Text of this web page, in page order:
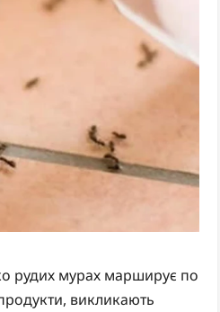
рудих мурах марширує по
продукти, викликають